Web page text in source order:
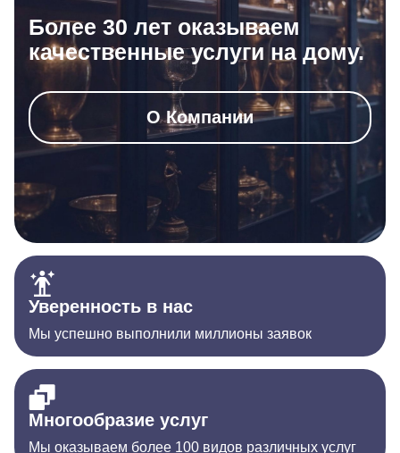
Более 30 лет оказываем
качественные услуги на дому.
О Компании
Уверенность в нас
Мы успешно выполнили миллионы заявок
Многообразие услуг
Мы оказываем более 100 видов различных услуг